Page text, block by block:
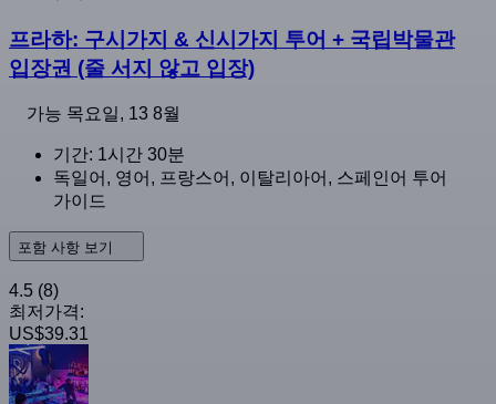
프라하: 구시가지 & 신시가지 투어 + 국립박물관
입장권 (줄 서지 않고 입장)
가능 목요일, 13 8월
기간: 1시간 30분
독일어, 영어, 프랑스어, 이탈리아어, 스페인어 투어
가이드
포함 사항 보기
4.5 (8)
최저가격:
US$39.31